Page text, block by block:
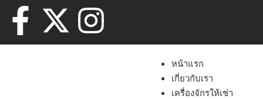
หน้าแรก
เกี่ยวกับเรา
เครื่องจักรให้เช่า